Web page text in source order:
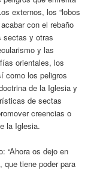
externos, los “lobos
con el rebaño
sectas y otras
y las
orientales, los
como los peligros
de la Iglesia y
de sectas
creencias o
la Iglesia.
“Ahora os dejo en
que tiene poder para